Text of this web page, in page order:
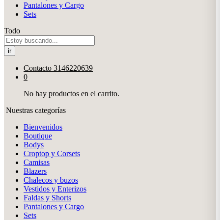
Pantalones y Cargo
Sets
Todo
ir
Contacto 3146220639
0
No hay productos en el carrito.
Nuestras categorías
Bienvenidos
Boutique
Bodys
Croptop y Corsets
Camisas
Blazers
Chalecos y buzos
Vestidos y Enterizos
Faldas y Shorts
Pantalones y Cargo
Sets